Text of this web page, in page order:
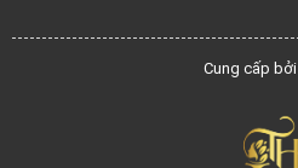
Cung cấp bởi